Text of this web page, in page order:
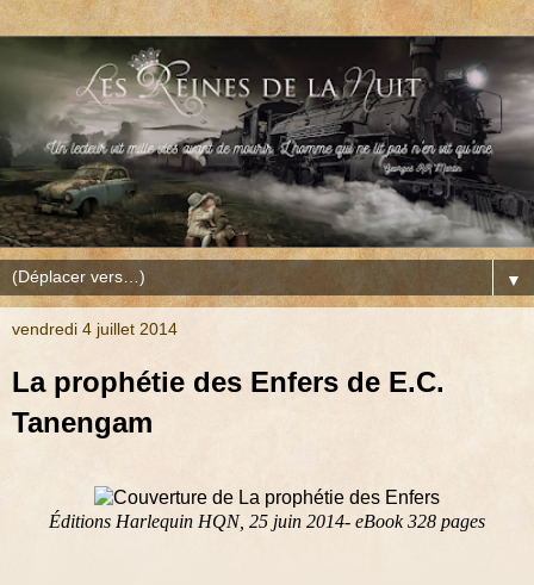
▼
vendredi 4 juillet 2014
La prophétie des Enfers de E.C.
Tanengam
Éditions Harlequin HQN, 25 juin 2014- eBook 328 pages